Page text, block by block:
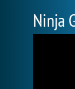
Ninja